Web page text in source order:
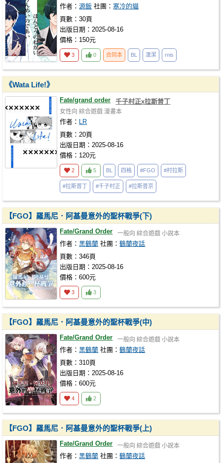
作者：源飯 社團：寒冷的貓
頁數：30頁
出版日期：2025-08-16
價格：150元
3 0 合同本 BL 凜潔 rnis
《Wata Life!》
Fate/grand order 千子村正x拉斯普丁
女性向 綜合遊戲 漫畫本
作者： LR
頁數：20頁
出版日期：2025-08-16
價格：120元
2 5 BL 四格 #FGO #村拉斯
#拉斯普丁 #千子村正 #拉斯普京
【FGO】羅馬尼．阿基曼意外的聖杯戰爭(下)
Fate/Grand Order 一般向 綜合遊戲 小說本
作者：黑鶴蘭 社團：鶴蘭夜話
頁數：346頁
出版日期：2025-08-16
價格：600元
3 3
【FGO】羅馬尼．阿基曼意外的聖杯戰爭(中)
Fate/Grand Order 一般向 綜合遊戲 小說本
作者：黑鶴蘭 社團：鶴蘭夜話
頁數：310頁
出版日期：2025-08-16
價格：600元
4 2
【FGO】羅馬尼．阿基曼意外的聖杯戰爭(上)
Fate/Grand Order 一般向 綜合遊戲 小說本
作者：黑鶴蘭 社團：鶴蘭夜話